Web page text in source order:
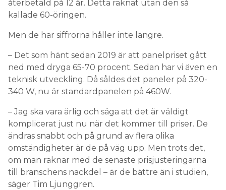
återbetald på 12 år. Detta räknat utan den så
kallade 60-öringen.
Men de här siffrorna håller inte längre.
– Det som hänt sedan 2019 är att panelpriset gått
ned med dryga 65-70 procent. Sedan har vi även en
teknisk utveckling. Då såldes det paneler på 320-
340 W, nu är standardpanelen på 460W.
– Jag ska vara ärlig och säga att det är väldigt
komplicerat just nu när det kommer till priser. De
ändras snabbt och på grund av flera olika
omständigheter är de på väg upp. Men trots det,
om man räknar med de senaste prisjusteringarna
till branschens nackdel – är de bättre än i studien,
säger Tim Ljunggren.